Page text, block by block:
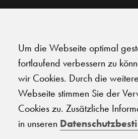
4.6 ★★★★★
★★★★★
© 2026 Carplanet Galliker
Um die Webseite optimal
fortlaufend verbessern zu
wir Cookies. Durch die
Webseite stimmen Sie der
Cookies zu. Zusätzliche
in unseren